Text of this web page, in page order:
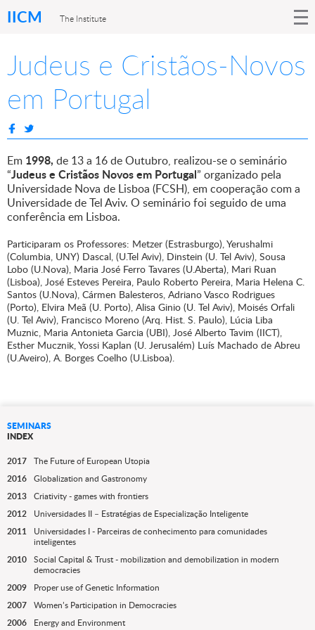
IICM The Institute
Judeus e Cristãos-Novos
em Portugal
Em 1998, de 13 a 16 de Outubro, realizou-se o seminário
“Judeus e Cristãos Novos em Portugal” organizado pela
Universidade Nova de Lisboa (FCSH), em cooperação com a
Universidade de Tel Aviv. O seminário foi seguido de uma
conferência em Lisboa.
Participaram os Professores: Metzer (Estrasburgo), Yerushalmi
(Columbia, UNY) Dascal, (U.Tel Aviv), Dinstein (U. Tel Aviv), Sousa
Lobo (U.Nova), Maria José Ferro Tavares (U.Aberta), Mari Ruan
(Lisboa), José Esteves Pereira, Paulo Roberto Pereira, Maria Helena C.
Santos (U.Nova), Cármen Balesteros, Adriano Vasco Rodrigues
(Porto), Elvira Meã (U. Porto), Alisa Ginio (U. Tel Aviv), Moisés Orfali
(U. Tel Aviv), Francisco Moreno (Arq. Hist. S. Paulo), Lúcia Liba
Muznic, Maria Antonieta Garcia (UBI), José Alberto Tavim (IICT),
Esther Mucznik, Yossi Kaplan (U. Jerusalém) Luís Machado de Abreu
(U.Aveiro), A. Borges Coelho (U.Lisboa).
SEMINARS
INDEX
2017 The Future of European Utopia
2016 Globalization and Gastronomy
2013 Criativity - games with frontiers
2012
Universidades II – Estratégias de Especialização Inteligente
2011
Universidades I - Parceiras de conhecimento para comunidades
inteligentes
2010 Social Capital & Trust - mobilization and demobilization in modern
democracies
2009
Proper use of Genetic Information
2007 Women’s Participation in Democracies
2006
Energy and Environment